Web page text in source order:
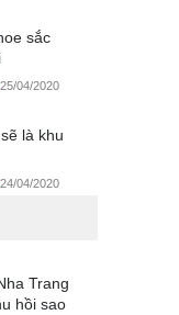
sắc
25/04/2020
là khu
24/04/2020
25/04/2020
Trang
hồi sao